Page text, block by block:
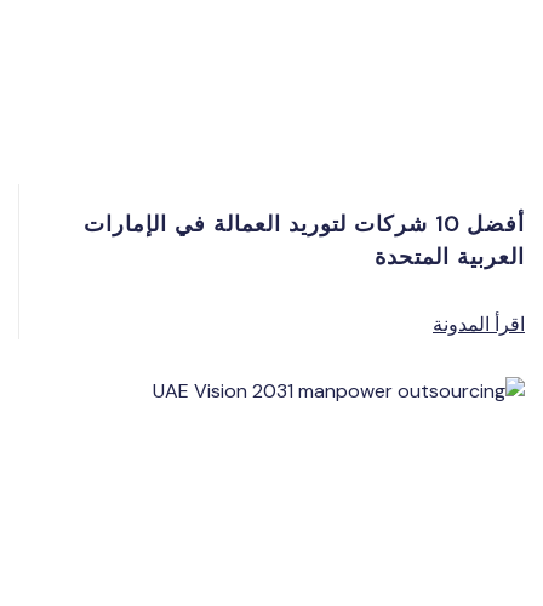
أفضل 10 شركات لتوريد العمالة في الإمارات
العربية المتحدة
اقرأ المدونة